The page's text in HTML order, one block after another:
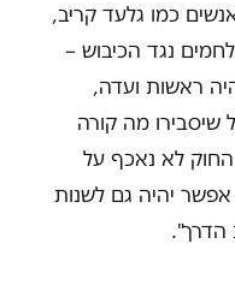
כמו גלעד קריב,
נגד הכיבוש –
ראשות ועדה,
שיסבירו מה קורה
לא נאכף על
אפשר יהיה גם לשנות